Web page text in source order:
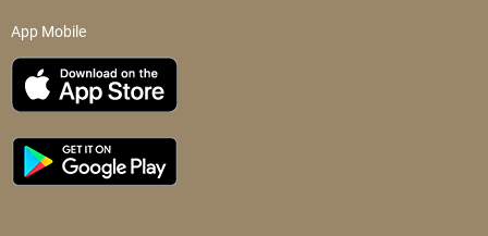
App Mobile